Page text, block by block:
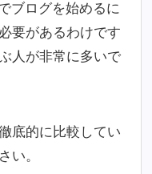
ブログを始めるに
要があるわけです
人が非常に多いで
底的に比較してい
い。